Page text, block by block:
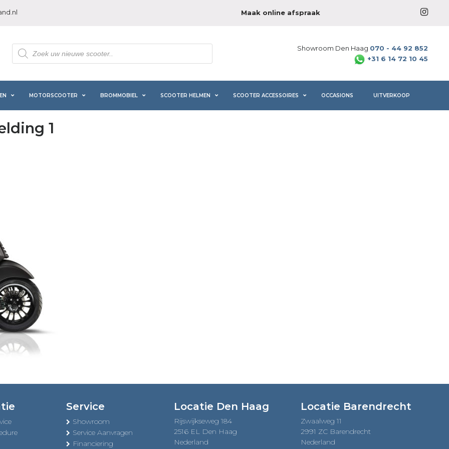
Maak online afspraak
Producten
zoeken
Showroom Den Haag 070 - 44 92 852
+31 6 14 72 10 45
MOTORSCOOTER BROMMOBIEL SCOOTER HELMEN SCOOTER ACCESSOIRES OCCASIONS UITVERKOOP
1
Service
Showroom
Service Aanvragen
Financiering
Locatie Den Haag
Rijswijkseweg 184
2516 EL Den Haag
Nederland
Locatie Barendrecht
Zwaalweg 11
2991 ZC Barendrecht
Nederland